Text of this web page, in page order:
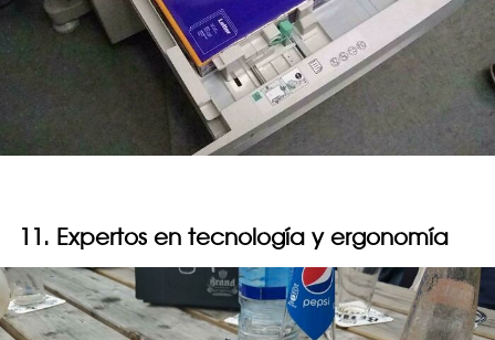
11. Expertos en tecnología y ergonomía